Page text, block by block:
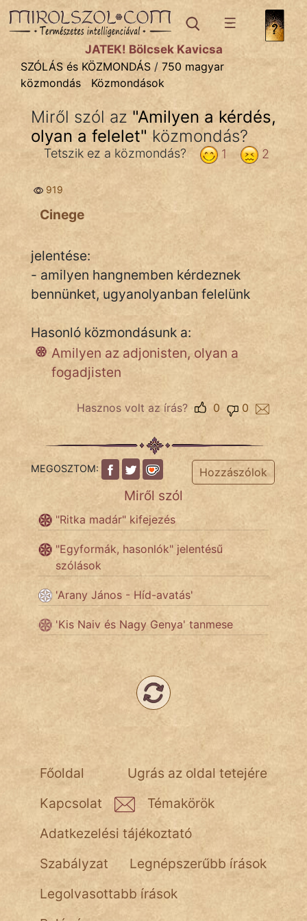
SZÓLÁS ÉS KÖZMONDÁStémák:
Bibliai
Kifejezések
Közmondások
Rímelő
Szóláscsoportok
Szólások
Tréfás
IRODALOM
PSZICHO
FILM
ÉLETMÓD
És
TÖRTÉNELEM
Jób Gedeon
Láron Ádám
mikkamakka
vörös ördög
nagyöreg
JÁTÉK! Bölcsek Kavicsa
SZÓLÁS és KÖZMONDÁS / 750 magyar
közmondás
Közmondások
Miről szól az "Amilyen a kérdés,
olyan a felelet" közmondás?
2
1
Tetszik ez a közmondás?
919
Cinege
jelentése:
- amilyen hangnemben kérdeznek
bennünket, ugyanolyanban felelünk
Hasonló közmondásunk a:
Amilyen az adjonisten, olyan a
fogadjisten
Hasznos volt az írás? 0
0
MEGOSZTOM: Hozzászólok
Miről szól
"Ritka madár" kifejezés
"Egyformák, hasonlók" jelentésű
szólások
'Arany János - Híd-avatás'
'Kis Naiv és Nagy Genya' tanmese
Ugrás az oldal tetejére
Főoldal
Kapcsolat
Témakörök
Adatkezelési tájékoztató
Szabályzat
Legnépszerűbb írások
Legolvasottabb írások